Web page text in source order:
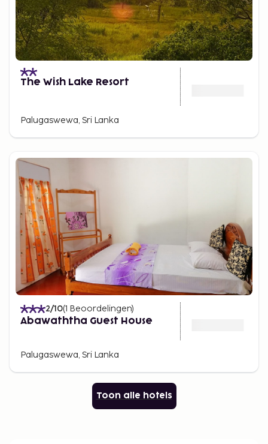
The Wish Lake Resort
Palugaswewa, Sri Lanka
2/10(1 Beoordelingen)
Abawaththa Guest House
Palugaswewa, Sri Lanka
Toon alle hotels